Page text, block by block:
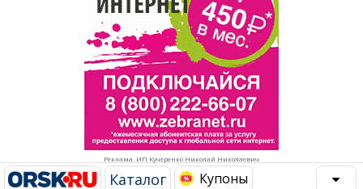
Реклама. ИП Кучеренко Николай Николаевич
Каталог Купоны
Рестораны, кафе, бары
Развлечения и отдых
Спорт Фитнес
Недвижимость
Красота Косметология
Бизнес и финансы
Юристы, Экспертиза, Страхование
Ремонт
Социальные организации
Это интересно
Администрация